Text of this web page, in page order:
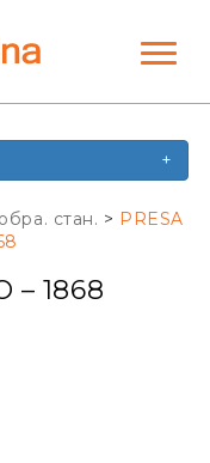
+
стан. > PRESA
– 1868